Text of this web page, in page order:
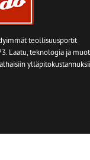
teollisuusportit
Laatu, teknologia ja